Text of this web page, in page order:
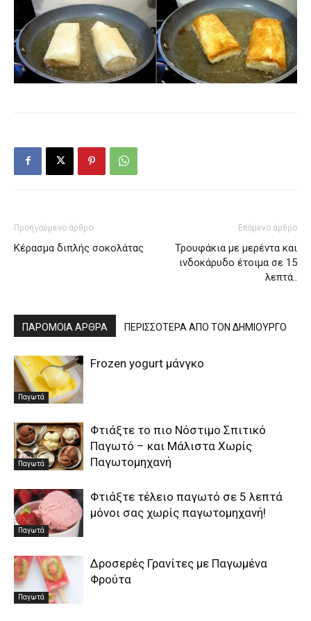
Προηγούμενο άρθρο
Κέρασμα διπλής σοκολάτας
Επόμενο άρθρο
Τρουφάκια με μερέντα και
ινδοκάρυδο έτοιμα σε 15
λεπτά..
ΠΑΡΟΜΟΙΑ ΑΡΘΡΑ ΠΕΡΙΣΣΟΤΕΡΑ ΑΠΟ ΤΟΝ ΔΗΜΙΟΥΡΓΟ
Παγωτά
Frozen yogurt μάνγκο
Παγωτά
Φτιάξτε το πιο Νόστιμο Σπιτικό
Παγωτό – και Μάλιστα Χωρίς
Παγωτομηχανή
Παγωτά
Φτιάξτε τέλειο παγωτό σε 5 λεπτά
μόνοι σας χωρίς παγωτομηχανή!
Παγωτά
Δροσερές Γρανίτες με Παγωμένα
Φρούτα